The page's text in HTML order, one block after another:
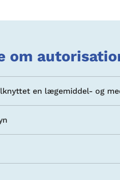
om
en lægemiddel- og